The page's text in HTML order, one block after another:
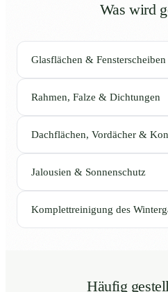
Was wird
Glasflächen & Fensterscheiben
Rahmen, Falze & Dichtungen
Dachflächen, Vordächer &
Jalousien & Sonnenschutz
Komplettreinigung des
Häufig